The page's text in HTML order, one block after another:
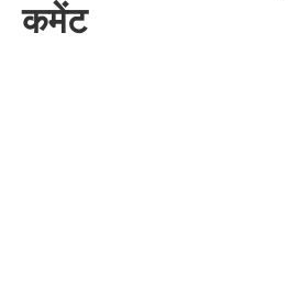
कमेंट